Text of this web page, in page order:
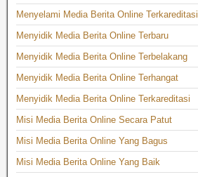
Menyelami Media Berita Online Terkareditasi
Menyidik Media Berita Online Terbaru
Menyidik Media Berita Online Terbelakang
Menyidik Media Berita Online Terhangat
Menyidik Media Berita Online Terkareditasi
Misi Media Berita Online Secara Patut
Misi Media Berita Online Yang Bagus
Misi Media Berita Online Yang Baik